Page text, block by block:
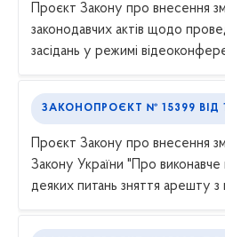
Проєкт Закону про внесення
законодавчих актів щодо
засідань у режимі
ЗАКОНОПРОЄКТ № 15399 ВІД
Проєкт Закону про внесення
Закону України "Про
деяких питань зняття арешту з